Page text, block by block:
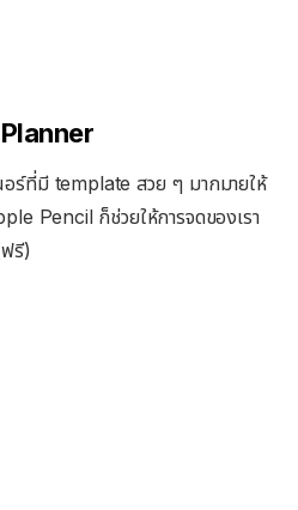
ร์ที่มี template สวย ๆ มากมายให้
Pencil ก็ช่วยให้การจดของเรา
รี)